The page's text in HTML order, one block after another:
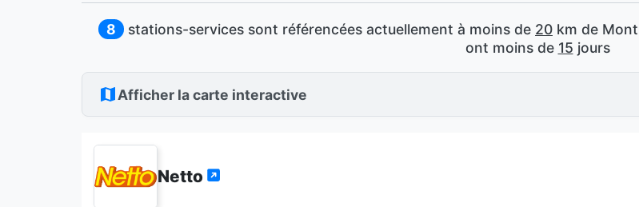
8 stations-services sont référencées actuellement à moins de 20 km de
ont moins de 15 jours
Afficher la carte interactive
Netto